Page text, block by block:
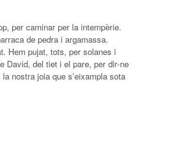
per caminar per la intempèrie.
de pedra i argamassa.
Hem pujat, tots, per solanes i
David, del tiet i el pare, per dir-ne
nostra joia que s’eixampla sota